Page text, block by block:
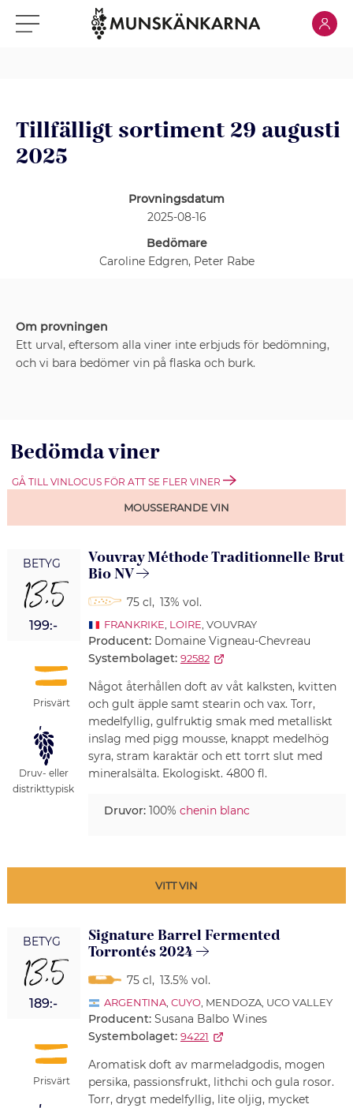
Klicka för meny Klicka
Tillfälligt sortiment 29 augusti
2025
Provningsdatum
2025-08-16
Bedömare
Caroline Edgren, Peter Rabe
Om provningen
Ett urval, eftersom alla viner inte erbjuds för bedömning,
och vi bara bedömer vin på flaska och burk.
Bedömda viner
GÅ TILL VINLOCUS FÖR ATT SE FLER VINER
MOUSSERANDE VIN
BETYG
13,5
199:-
Prisvärt
Druv- eller
distrikttypisk
Vouvray Méthode Traditionnelle Brut
Bio NV
75 cl, 13% vol.
FRANKRIKE LOIRE , VOUVRAY
Producent: Domaine Vigneau-Chevreau
Systembolaget: 92582
Något återhållen doft av våt kalksten, kvitten
och gult äpple samt stearin och vax. Torr,
medelfyllig, gulfruktig smak med metalliskt
inslag med pigg mousse, knappt medelhög
syra, stram karaktär och ett torrt slut med
mineralsälta. Ekologiskt. 4800 fl.
Druvor:100% chenin blanc
VITT VIN
BETYG
13,5
189:-
Prisvärt
Signature Barrel Fermented
Torrontés 2024
75 cl, 13.5% vol.
ARGENTINA, CUYO, MENDOZA, UCO VALLEY
Producent: Susana Balbo Wines
Systembolaget: 94221
Aromatisk doft av marmeladgodis, mogen
persika, passionsfrukt, lithchi och gula rosor.
Torr, drygt medelfyllig, lite oljig, mycket